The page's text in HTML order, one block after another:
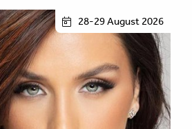
28-29 August 2026